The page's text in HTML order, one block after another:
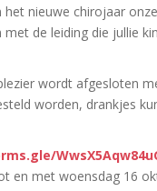
nieuwe chirojaar
de leiding die jullie
wordt afgesloten
worden, drankjes
en met woensdag 16